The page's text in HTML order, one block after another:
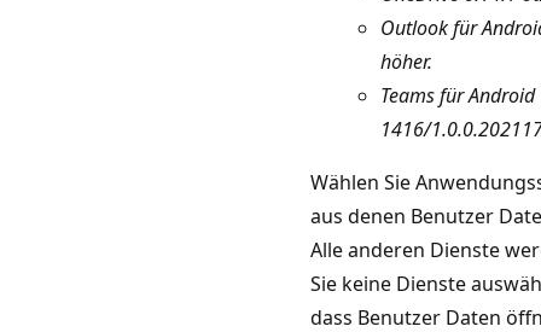
Outlook für
höher.
Teams für Android
1416/
Wählen Sie
aus denen Benutzer
Alle anderen Dienste
Sie keine Dienste
dass Benutzer Daten